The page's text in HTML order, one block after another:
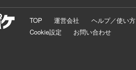
TOP 運営会社 ヘルプ／使い方
Cookie設定
お問い合わせ